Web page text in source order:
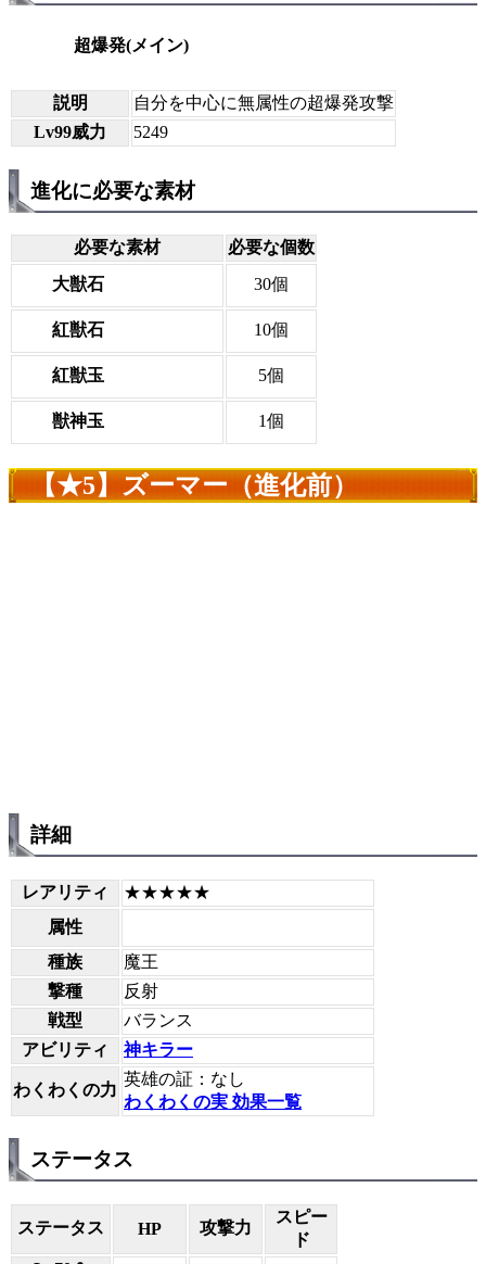
超爆発(メイン)
説明
自分を中心に無属性の超爆発攻撃
Lv99威力
5249
進化に必要な素材
必要な素材
必要な個数
大獣石
30個
紅獣石 10個
紅獣玉 5個
獣神玉 1個
【★5】ズーマー（進化前）
詳細
レアリティ
★★★★★
属性
種族
魔王
撃種
反射
戦型
バランス
アビリティ
神キラー
わくわくの力
英雄の証：なし
わくわくの実 効果一覧
ステータス
ステータス HP 攻撃力
スピー
ド